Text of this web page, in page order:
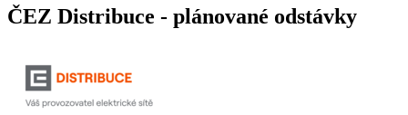
ČEZ Distribuce - plánované odstávky